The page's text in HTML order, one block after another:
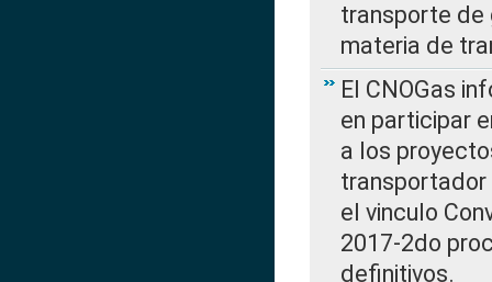
transporte de
materia de
El CNOGas
en participar
a los
transportador
el vinculo
2017-2do
definitivos.